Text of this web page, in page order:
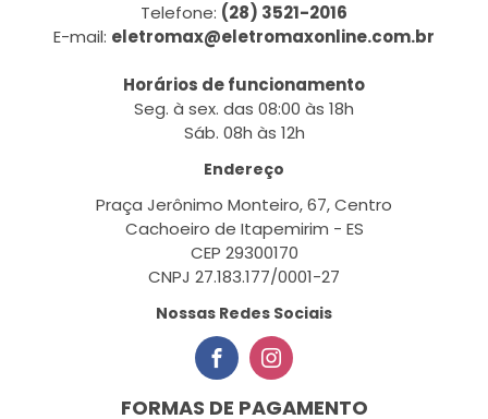
Telefone: (28) 3521-2016
E-mail: eletromax@eletromaxonline.com.br
Horários de funcionamento
Seg. à sex. das 08:00 às 18h
Sáb. 08h às 12h
Endereço
Praça Jerônimo Monteiro, 67, Centro
Cachoeiro de Itapemirim - ES
CEP 29300170
CNPJ 27.183.177/0001-27
Nossas Redes Sociais
FORMAS DE PAGAMENTO